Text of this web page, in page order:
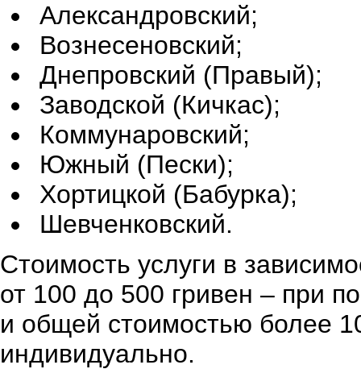
Александровский;
Вознесеновский;
Днепровский (Правый);
Заводской (Кичкас);
Коммунаровский;
Южный (Пески);
Хортицкой (Бабурка);
Шевченковский.
Стоимость услуги в
от 100 до 500 гривен – при
и общей стоимостью более
индивидуально.